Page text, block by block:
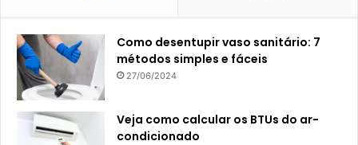
Como desentupir vaso sanitário: 7
métodos simples e fáceis
27/06/2024
Veja como calcular os BTUs do ar-
condicionado